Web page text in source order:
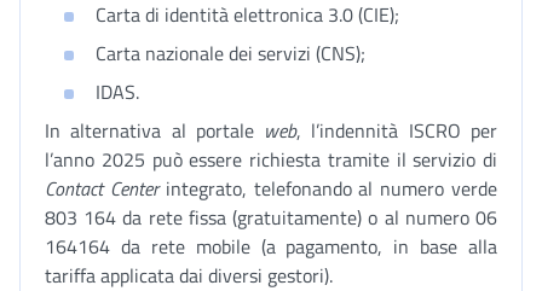
Carta di identità elettronica 3.0 (CIE);
Carta nazionale dei servizi (CNS);
IDAS.
In alternativa al portale web, l’indennità ISCRO per
l’anno 2025 può essere richiesta tramite il servizio di
Contact Centerintegrato, telefonando al numero verde
803 164 da rete fissa (gratuitamente) o al numero 06
164164 da rete mobile (a pagamento, in base alla
tariffa applicata dai diversi gestori).